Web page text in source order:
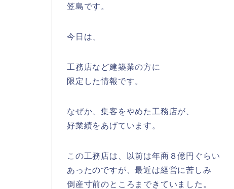
笠島です。
今日は、
工務店など建築業の方に
限定した情報です。
なぜか、集客をやめた工務店が、
好業績をあげています。
この工務店は、以前は年商８億円ぐらい
あったのですが、最近は経営に苦しみ
倒産寸前のところまできていました。